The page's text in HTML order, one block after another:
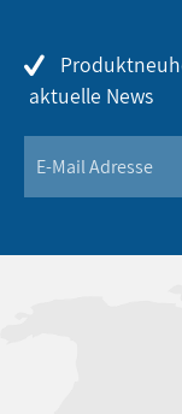
aktuelle News